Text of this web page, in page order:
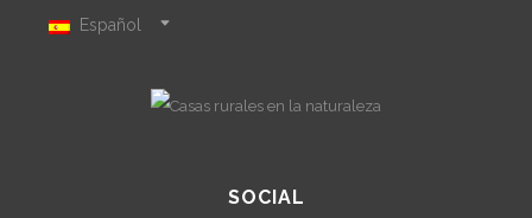
Español
SOCIAL